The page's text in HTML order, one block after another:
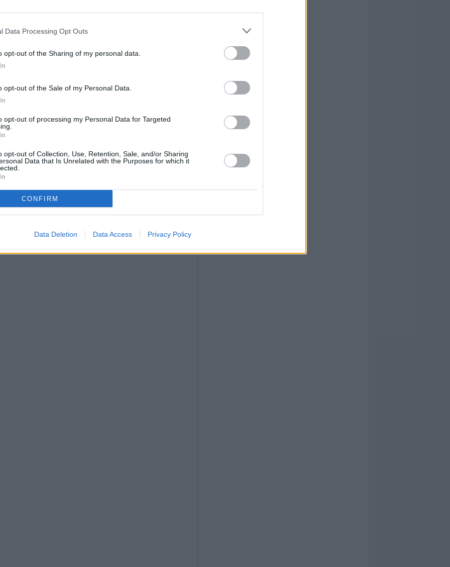
Data Processing Opt Outs
opt-out of the Sharing of my personal data.
opt-out of the Sale of my Personal Data.
opt-out of processing my Personal Data for Targeted
opt-out of Collection, Use, Retention, Sale, and/or Sharing
Data that Is Unrelated with the Purposes for which it
CONFIRM
Data Deletion Data Access Privacy Policy